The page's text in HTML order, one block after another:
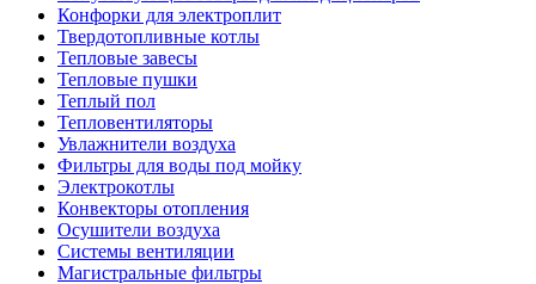
Конфорки для электроплит
Твердотопливные котлы
Тепловые завесы
Тепловые пушки
Теплый пол
Тепловентиляторы
Увлажнители воздуха
Фильтры для воды под мойку
Электрокотлы
Конвекторы отопления
Осушители воздуха
Системы вентиляции
Магистральные фильтры